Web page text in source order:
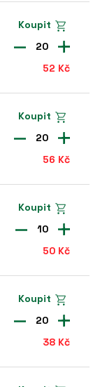
52 Kč
20
Koupit
56 Kč
20
Koupit
50 Kč
10
Koupit
38 Kč
20
Koupit